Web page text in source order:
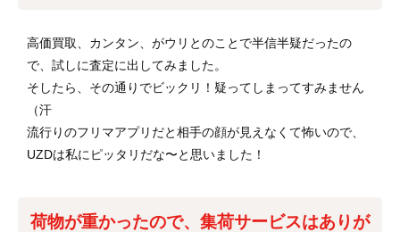
高価買取、カンタン、がウリとのことで半信半疑だったの
で、試しに査定に出してみました。
そしたら、その通りでビックリ！疑ってしまってすみません
（汗
流行りのフリマアプリだと相手の顔が見えなくて怖いので、
UZDは私にピッタリだな〜と思いました！
荷物が重かったので、集荷サービスはありが